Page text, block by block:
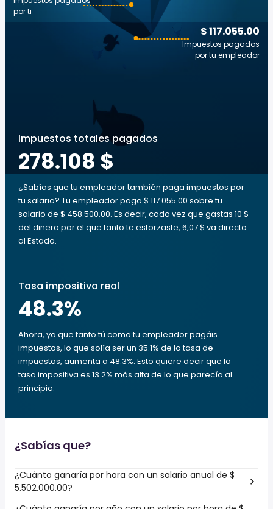
$ 117.055.00
Impuestos pagados
por tu empleador
por ti
Impuestos totales pagados
278.108 $
¿Sabías que tu empleador también paga impuestos por
tu salario? Tu empleador paga $ 117.055.00 sobre tu
salario de $ 458.500.00. Es decir, cada vez que gastas 10 $
del dinero por el que tanto te esforzaste, 6,07 $ va directo
al Estado.
Tasa impositiva real
48.3%
Ahora, ya que tanto tú como tu empleador pagáis
impuestos, lo que solía ser un 35.1% de la tasa de
impuestos, aumenta a 48.3%. Esto quiere decir que la
tasa impositiva es 13.2% más alta de lo que parecía al
principio.
¿Sabías que?
¿Cuánto ganaría por hora con un salario anual de $
5.502.000.00?